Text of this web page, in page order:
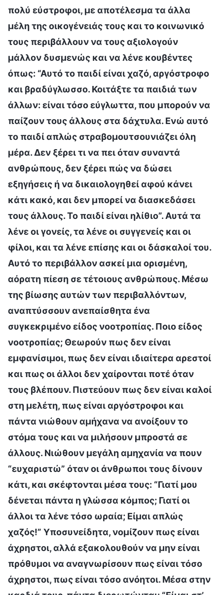
πολύ εύστροφοι, με αποτέλεσμα τα άλλα
μέλη της οικογένειάς τους και το κοινωνικό
τους περιβάλλουν να τους αξιολογούν
μάλλον δυσμενώς και να λένε κουβέντες
όπως: “Αυτό το παιδί είναι χαζό, αργόστροφο
και βραδύγλωσσο. Κοιτάξτε τα παιδιά των
άλλων: είναι τόσο εύγλωττα, που μπορούν να
παίζουν τους άλλους στα δάχτυλα. Ενώ αυτό
το παιδί απλώς στραβομουτσουνιάζει όλη
μέρα. Δεν ξέρει τι να πει όταν συναντά
ανθρώπους, δεν ξέρει πώς να δώσει
εξηγήσεις ή να δικαιολογηθεί αφού κάνει
κάτι κακό, και δεν μπορεί να διασκεδάσει
τους άλλους. Το παιδί είναι ηλίθιο”. Αυτά τα
λένε οι γονείς, τα λένε οι συγγενείς και οι
φίλοι, και τα λένε επίσης και οι δάσκαλοί του.
Αυτό το περιβάλλον ασκεί μια ορισμένη,
αόρατη πίεση σε τέτοιους ανθρώπους. Μέσω
της βίωσης αυτών των περιβαλλόντων,
αναπτύσσουν ανεπαίσθητα ένα
συγκεκριμένο είδος νοοτροπίας. Ποιο είδος
νοοτροπίας; Θεωρούν πως δεν είναι
εμφανίσιμοι, πως δεν είναι ιδιαίτερα αρεστοί
και πως οι άλλοι δεν χαίρονται ποτέ όταν
τους βλέπουν. Πιστεύουν πως δεν είναι καλοί
στη μελέτη, πως είναι αργόστροφοι και
πάντα νιώθουν αμήχανα να ανοίξουν το
στόμα τους και να μιλήσουν μπροστά σε
άλλους. Νιώθουν μεγάλη αμηχανία να πουν
“ευχαριστώ” όταν οι άνθρωποι τους δίνουν
κάτι, και σκέφτονται μέσα τους: “Γιατί μου
δένεται πάντα η γλώσσα κόμπος; Γιατί οι
άλλοι τα λένε τόσο ωραία; Είμαι απλώς
χαζός!” Υποσυνείδητα, νομίζουν πως είναι
άχρηστοι, αλλά εξακολουθούν να μην είναι
πρόθυμοι να αναγνωρίσουν πως είναι τόσο
άχρηστοι, πως είναι τόσο ανόητοι. Μέσα στην